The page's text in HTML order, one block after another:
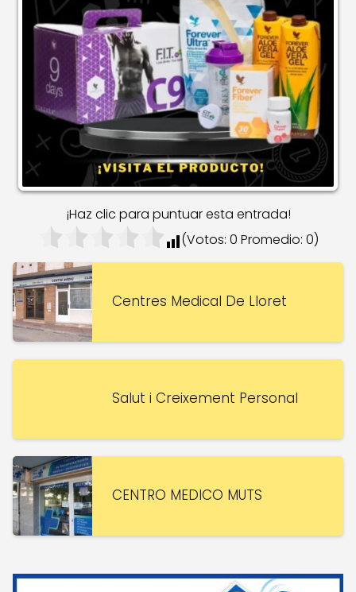
¡Haz clic para puntuar esta entrada!
(Votos: 0 Promedio: 0)
Centres Medical De Lloret
Salut i Creixement Personal
CENTRO MEDICO MUTS